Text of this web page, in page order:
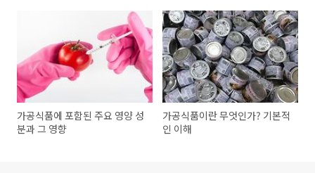
가공식품에 포함된 주요 영양 성
분과 그 영향
가공식품이란 무엇인가? 기본적
인 이해